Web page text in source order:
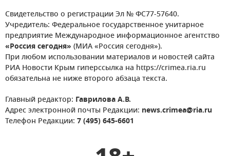
Свидетельство о регистрации Эл № ФС77-57640.
Учредитель: Федеральное государственное унитарное
предприятие Международное информационное агентство
«Россия сегодня» (МИА «Россия сегодня»).
При любом использовании материалов и новостей сайта
РИА Новости Крым гиперссылка на https://crimea.ria.ru
обязательна не ниже второго абзаца текста.
Главный редактор: Гаврилова А.В.
Адрес электронной почты Редакции: news.crimea@ria.ru
Телефон Редакции: 7 (495) 645-6601